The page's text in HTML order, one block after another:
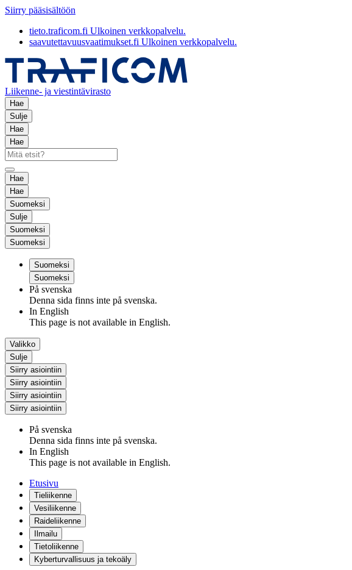
Siirry pääsisältöön
tieto.traficom.fi Ulkoinen verkkopalvelu.
saavutettavuusvaatimukset.fi Ulkoinen verkkopalvelu.
Liikenne- ja viestintävirasto
Hae
Sulje
Hae
Hae
Hae
Hae
Suomeksi
Sulje
Suomeksi
Suomeksi
Suomeksi
Suomeksi
På svenska
Denna sida finns inte på svenska.
In English
This page is not available in English.
Valikko
Sulje
Siirry asiointiin
Siirry asiointiin
Siirry asiointiin
Siirry asiointiin
På svenska
Denna sida finns inte på svenska.
In English
This page is not available in English.
Etusivu
Tieliikenne
Vesiliikenne
Raideliikenne
Ilmailu
Tietoliikenne
Kyberturvallisuus ja tekoäly